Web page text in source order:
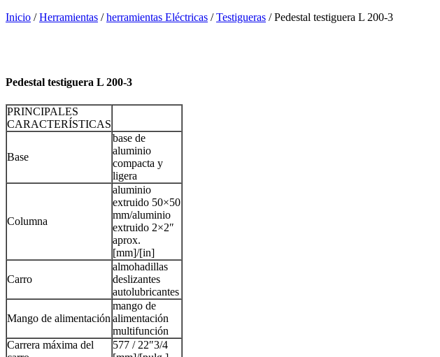
Inicio /Herramientas /herramientas Eléctricas /Testigueras / Pedestal testiguera L 200-3
Pedestal testiguera L 200-3
PRINCIPALES
CARACTERÍSTICAS
Base
base de
aluminio
compacta y
ligera
Columna
aluminio
extruido 50×50
mm/aluminio
extruido 2×2″
aprox.
[mm]/[in]
Carro
almohadillas
deslizantes
autolubricantes
Mango de alimentación
mango de
alimentación
multifunción
Carrera máxima del
577 / 22″3/4